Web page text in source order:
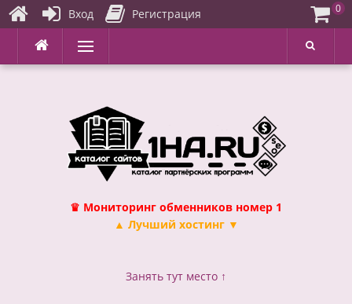
Перейти
содержимому
Меню
♛ Мониторинг обменников номер 1
▲ Лучший хостинг ▼
Занять тут место ↑
Вход Регистрация 0